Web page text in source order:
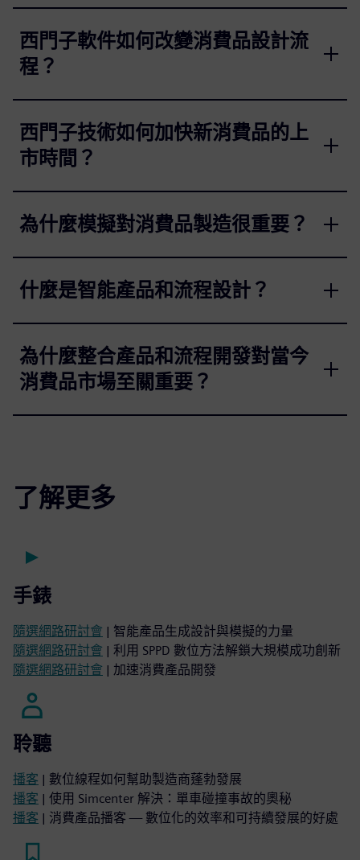
西門子軟件如何改變消費品設計流
程？
西門子技術如何加快新消費品的上
市時間？
為什麼模擬對消費品製造很重要？
什麼是智能產品和流程設計？
為什麼整合產品和流程開發對當今
消費品市場至關重要？
了解更多
手錶
隨選網路研討會 | 智能產品生成設計與模擬的力量
隨選網路研討會 | 利用 SPPD 數位方法解鎖大規模成功創新
隨選網路研討會 | 加速消費產品開發
聆聽
播客 | 數位線程如何幫助製造商蓬勃發展
播客 | 使用 Simcenter 解決：單車碰撞事故的奧秘
播客 | 消費產品播客 — 數位化的效率和可持續發展的好處